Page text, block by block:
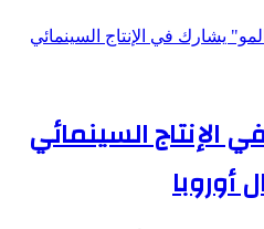
الإنتاج السينمائي
أوروبا